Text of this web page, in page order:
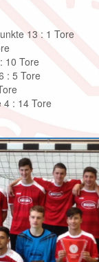
13 : 1 Tore
10 Tore
: 5 Tore
4 : 14 Tore